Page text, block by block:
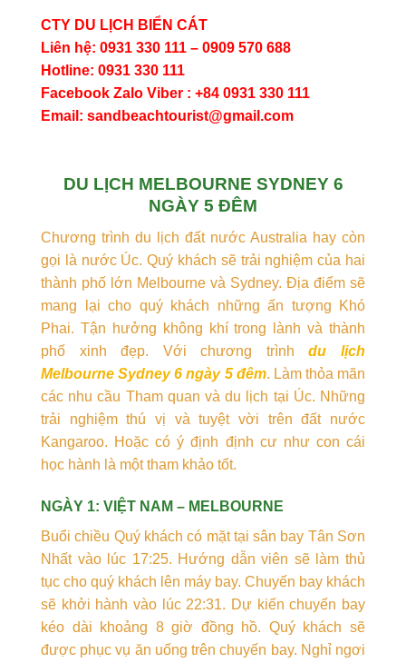
CTY DU LỊCH BIỂN CÁT
Liên hệ: 0931 330 111 – 0909 570 688
Hotline: 0931 330 111
Facebook Zalo Viber : +84 0931 330 111
Email: sandbeachtourist@gmail.com
DU LỊCH MELBOURNE SYDNEY 6
NGÀY 5 ĐÊM
Chương trình du lịch đất nước Australia hay còn
gọi là nước Úc. Quý khách sẽ trải nghiệm của hai
thành phố lớn Melbourne và Sydney. Địa điểm sẽ
mang lại cho quý khách những ấn tượng Khó
Phai. Tận hưởng không khí trong lành và thành
phố xinh đẹp. Với chương trìnhdu lịch
Melbourne Sydney 6 ngày 5 đêm. Làm thỏa mãn
các nhu cầu Tham quan và du lịch tại Úc. Những
trải nghiệm thú vị và tuyệt vời trên đất nước
Kangaroo. Hoặc có ý định định cư như con cái
học hành là một tham khảo tốt.
NGÀY 1: VIỆT NAM – MELBOURNE
Buổi chiều Quý khách có mặt tại sân bay Tân Sơn
Nhất vào lúc 17:25. Hướng dẫn viên sẽ làm thủ
tục cho quý khách lên máy bay. Chuyến bay khách
sẽ khởi hành vào lúc 22:31. Dự kiến chuyến bay
kéo dài khoảng 8 giờ đồng hồ. Quý khách sẽ
được phục vụ ăn uống trên chuyến bay. Nghỉ ngơi